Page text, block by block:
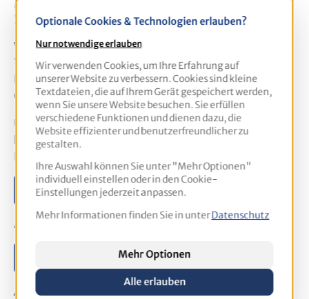
Schulungen
Wir qualifizieren Führungskräfte, Beauftragte und
Teams – praxisnah und branchenspezifisch (z. B. Bau,
Lager, Logistik). So setzen Sie die
Gefährdungsbeurteilung wirksam um.
Unsere Formate:Inhouse oder online – als
kompakter Workshop oder als Schulungsreihe für
Ihre Zielgruppen.
Schulung anfragen
Maßgeschneidert für Ihre Branche und Tätigkeiten.
Schulungen Arbeitsschutz
Alle Formate und Themen auf einen Blick.
Nur notwendige erlauben
Optionale Cookies & Technologien erlauben?
Wir verwenden Cookies, um Ihre Erfahrung auf
unserer Website zu verbessern. Cookies sind kleine
Textdateien, die auf Ihrem Gerät gespeichert werden,
wenn Sie unsere Website besuchen. Sie erfüllen
verschiedene Funktionen und dienen dazu, die
Website effizienter und benutzerfreundlicher zu
gestalten.
Ihre Auswahl können Sie unter "Mehr Optionen"
individuell einstellen oder in den Cookie-
Einstellungen jederzeit anpassen.
Mehr Informationen finden Sie in unterDatenschutz
Mehr Optionen
Alle erlauben